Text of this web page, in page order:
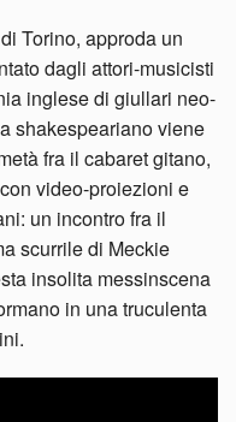
di Torino, approda un
dagli attori-musicisti
inglese di giullari neo-
shakespeariano viene
fra il cabaret gitano,
video-proiezioni e
un incontro fra il
scurrile di Meckie
insolita messinscena
in una truculenta